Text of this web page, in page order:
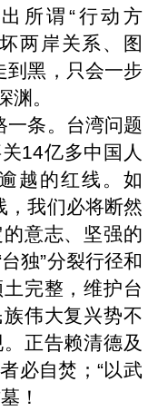
所谓“行动方
两岸关系、图
到黑，只会一步
渊。
条。台湾问题
14亿多中国人
越的红线。如
，我们必将断然
意志、坚强的
独”分裂行径和
完整，维护台
伟大复兴势不
正告赖清德及
必自焚；“以武
！